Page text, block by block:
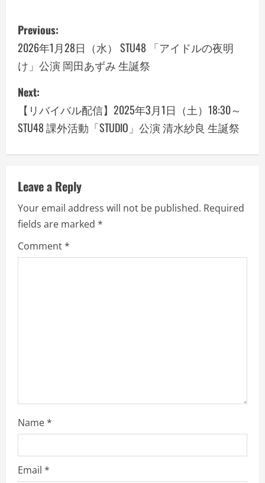
P
o
s
t
n
a
i
g
a
Previous:
2026年1月28日（水） STU48 「アイドルの夜明
け」公演 岡田あずみ 生誕祭
Next:
【リバイバル配信】2025年3月1日（土）18:30～
STU48 課外活動「STUDIO」公演 清水紗良 生誕祭
Leave a Reply
Your email address will not be published. Required
fields are marked *
Comment*
Name*
Email *